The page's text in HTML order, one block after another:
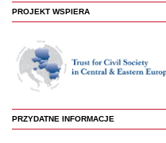
PROJEKT WSPIERA
PRZYDATNE INFORMACJE